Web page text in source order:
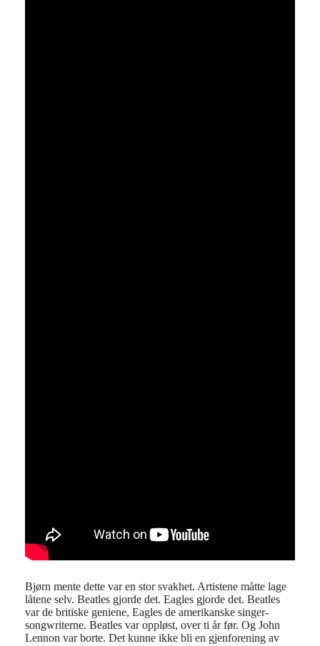
Bjørn mente dette var en stor svakhet. Artistene måtte lage
låtene selv. Beatles gjorde det. Eagles gjorde det. Beatles
var de britiske geniene, Eagles de amerikanske singer-
songwriterne. Beatles var oppløst, over ti år før. Og John
Lennon var borte. Det kunne ikke bli en gjenforening av